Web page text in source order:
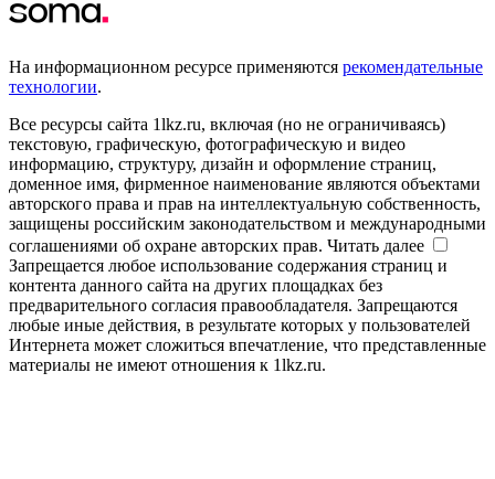
На информационном ресурсе применяются рекомендательные
технологии.
Все ресурсы сайта 1lkz.ru, включая (но не ограничиваясь)
текстовую, графическую, фотографическую и видео
информацию, структуру, дизайн и оформление страниц,
доменное имя, фирменное наименование являются объектами
авторского права и прав на интеллектуальную собственность,
защищены российским законодательством и международными
соглашениями об охране авторских прав. Читать далее
Запрещается любое использование содержания страниц и
контента данного сайта на других площадках без
предварительного согласия правообладателя. Запрещаются
любые иные действия, в результате которых у пользователей
Интернета может сложиться впечатление, что представленные
материалы не имеют отношения к 1lkz.ru.